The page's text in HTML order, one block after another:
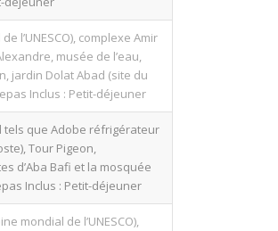
l’UNESCO), complexe Amir
musée de l’eau,
jardin Dolat Abad (site du
Inclus : Petit-déjeuner
tels que Adobe réfrigérateur
Tour Pigeon,
d’Aba Bafi et la mosquée
Inclus : Petit-déjeuner
mondial de l’UNESCO),